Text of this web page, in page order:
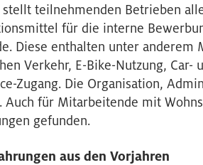
teilnehmenden Betrieben
für die interne
Diese enthalten unter anderem
Verkehr, E-Bike-Nutzung, Car-
Zugang. Die Organisation,
Auch für Mitarbeitende mit
gefunden.
aus den Vorjahren